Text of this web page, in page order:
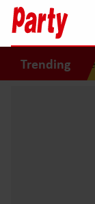
Trending
zijn